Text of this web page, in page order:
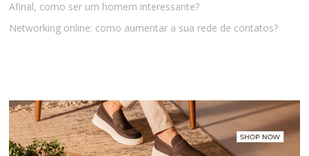
Afinal, como ser um homem interessante?
Networking online: como aumentar a sua rede de contatos?